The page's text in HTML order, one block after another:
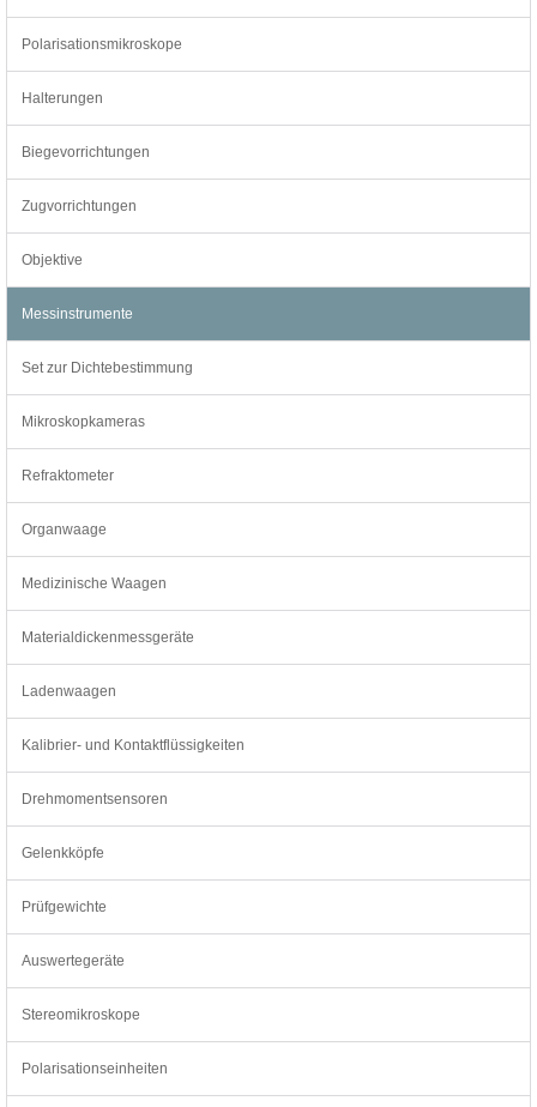
Polarisationsmikroskope
Halterungen
Biegevorrichtungen
Zugvorrichtungen
Objektive
Messinstrumente
Set zur Dichtebestimmung
Mikroskopkameras
Refraktometer
Organwaage
Medizinische Waagen
Materialdickenmessgeräte
Ladenwaagen
Kalibrier- und Kontaktflüssigkeiten
Drehmomentsensoren
Gelenkköpfe
Prüfgewichte
Auswertegeräte
Stereomikroskope
Polarisationseinheiten